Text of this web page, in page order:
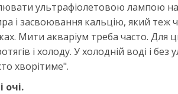
ультрафіолетовою лампою
і засвоювання кальцію, який теж
Мити акваріум треба часто. Для
і холоду. У холодній воді і без
хворітиме".
очі.